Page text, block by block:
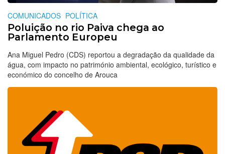
COMUNICADOS POLÍTICA
Poluição no rio Paiva chega ao
Parlamento Europeu
Ana Miguel Pedro (CDS) reportou a degradação da qualidade da
água, com impacto no património ambiental, ecológico, turístico e
económico do concelho de Arouca